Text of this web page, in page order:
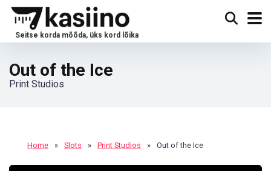
Out of the Ice
Print Studios
Home » Slots » Print Studios » Out of the Ice